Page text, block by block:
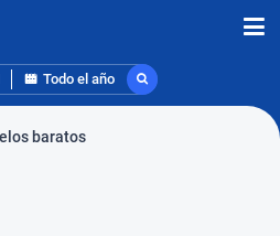
Todo el año
baratos